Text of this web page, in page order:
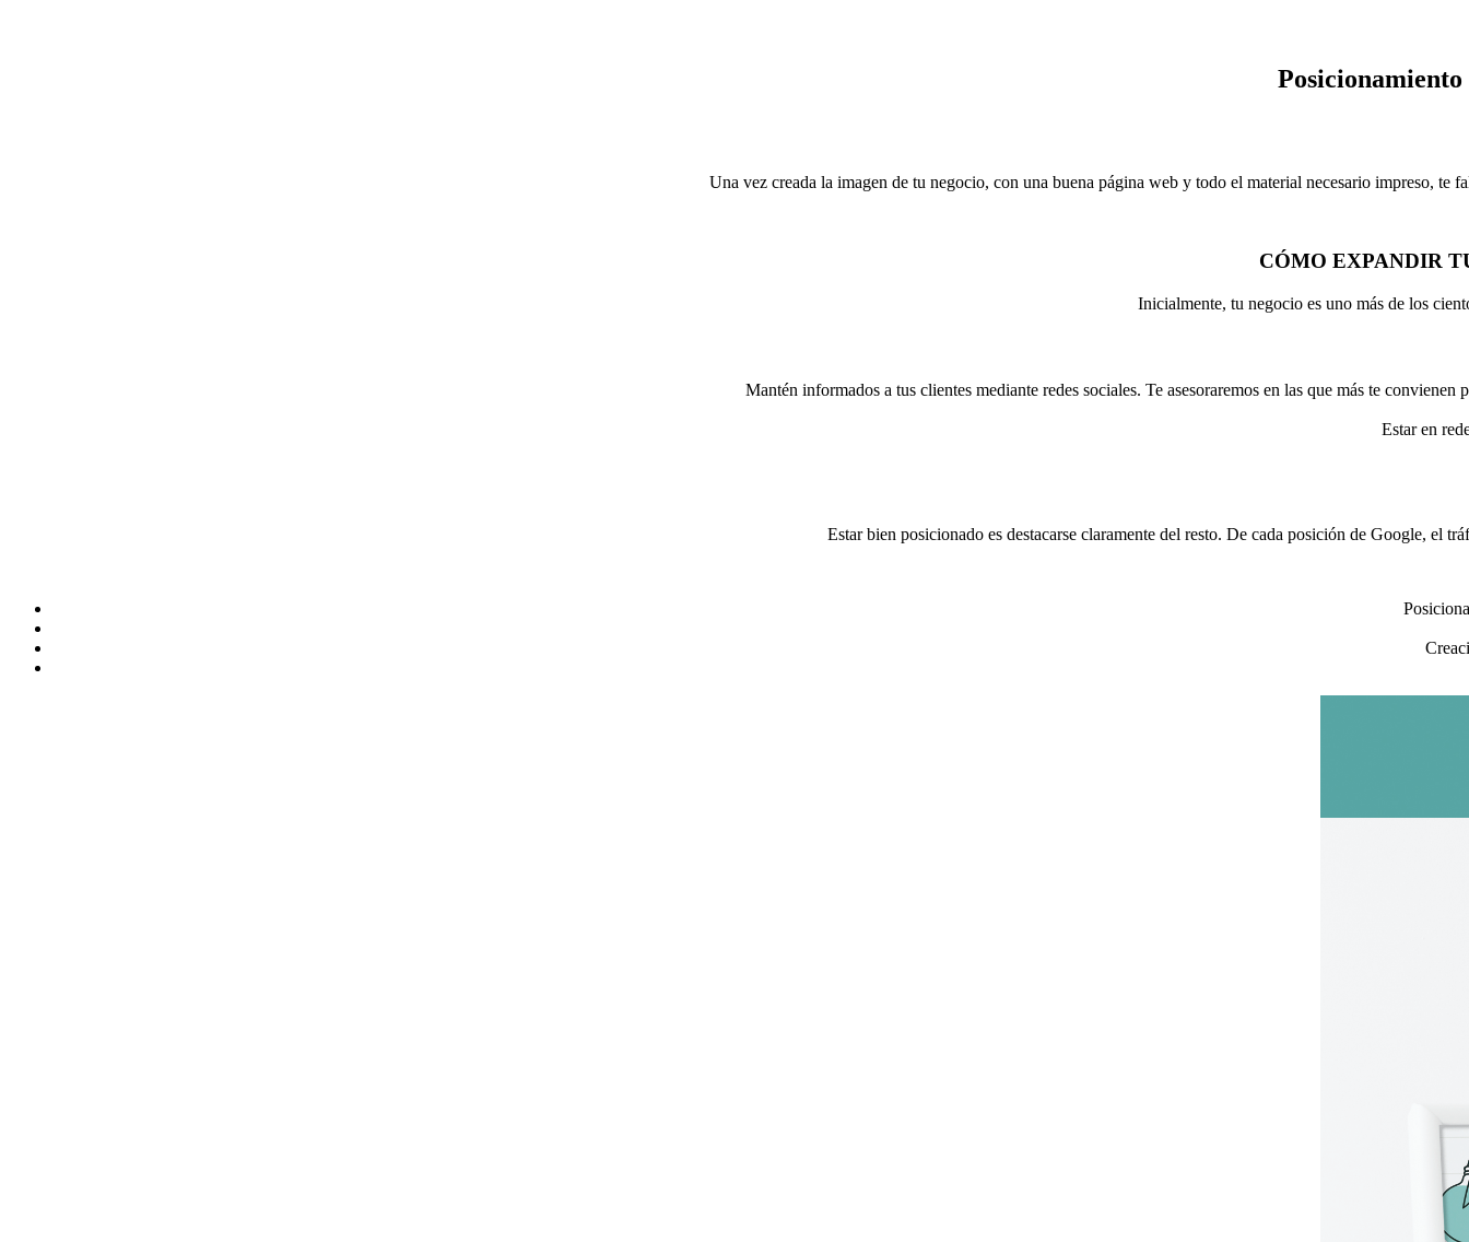
Posicionamiento
Una vez creada la imagen de tu negocio, con una buena página web y todo el material necesario impreso, te
CÓMO EXPANDIR
Inicialmente, tu negocio es uno más de los
Mantén informados a tus clientes mediante redes sociales. Te asesoraremos en las que más te
Estar en
Estar bien posicionado es destacarse claramente del resto. De cada posición de Google, el